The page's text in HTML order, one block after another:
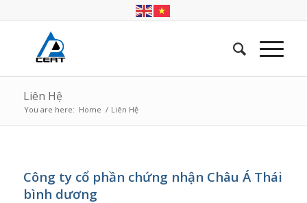
Liên Hệ
You are here: Home / Liên Hệ
Công ty cổ phần chứng nhận Châu Á Thái
bình dương